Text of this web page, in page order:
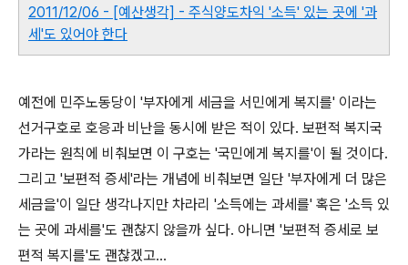
2011/12/06 - [예산생각] - 주식양도차익 '소득' 있는 곳에 '과
세'도 있어야 한다
예전에 민주노동당이 '부자에게 세금을 서민에게 복지를' 이라는
선거구호로 호응과 비난을 동시에 받은 적이 있다. 보편적 복지국
가라는 원칙에 비춰보면 이 구호는 '국민에게 복지를'이 될 것이다.
그리고 '보편적 증세'라는 개념에 비춰보면 일단 '부자에게 더 많은
세금을'이 일단 생각나지만 차라리 '소득에는 과세를' 혹은 '소득 있
는 곳에 과세를'도 괜찮지 않을까 싶다. 아니면 '보편적 증세로 보
편적 복지를'도 괜찮겠고...